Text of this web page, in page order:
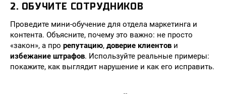
2. ОБУЧИТЕ СОТРУДНИКОВ
Проведите мини-обучение для отдела маркетинга и
контента. Объясните, почему это важно: не просто
«закон», а про репутацию, доверие клиентов и
избежание штрафов. Используйте реальные примеры:
покажите, как выглядит нарушение и как его исправить.